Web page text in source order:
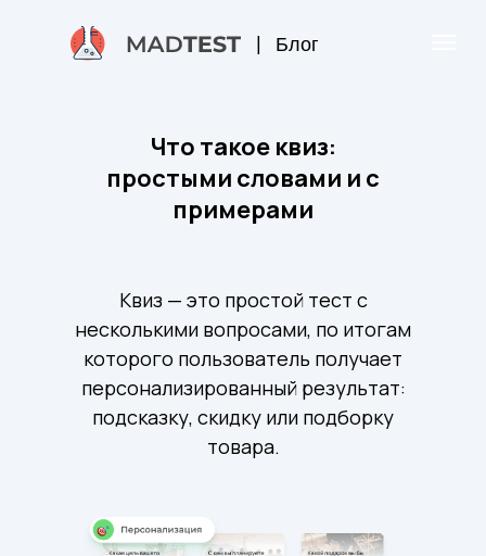
Блог
Что такое квиз:
простыми словами и с
примерами
Квиз — это простой тест с
несколькими вопросами, по итогам
которого пользователь получает
персонализированный результат:
подсказку, скидку или подборку
товара.